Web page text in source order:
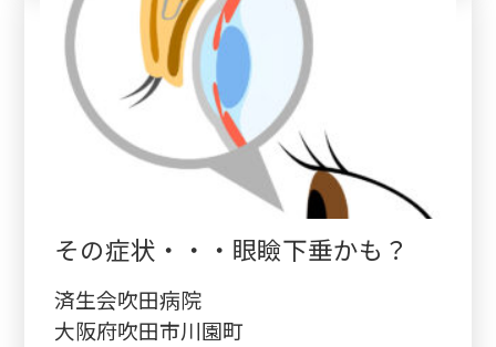
その症状・・・眼瞼下垂かも？
済生会吹田病院
大阪府吹田市川園町